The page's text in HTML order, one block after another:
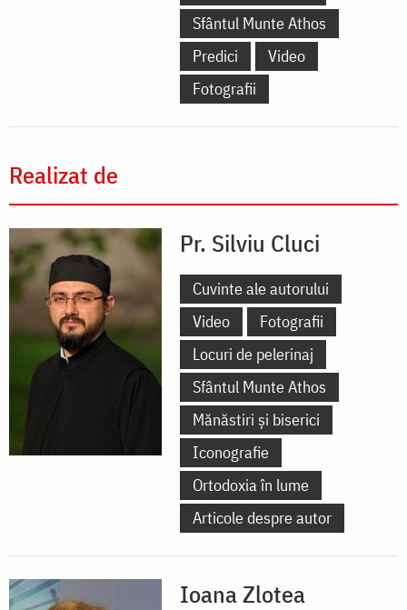
Sfântul Munte Athos
Predici
Video
Fotografii
Realizat de
Pr. Silviu Cluci
Cuvinte ale autorului
Video
Fotografii
Locuri de pelerinaj
Sfântul Munte Athos
Mănăstiri și biserici
Iconografie
Ortodoxia în lume
Articole despre autor
Ioana Zlotea